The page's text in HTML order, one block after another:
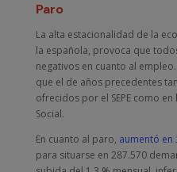
Paro
La alta estacionalidad de la
la española, provoca que
negativos en cuanto al
que el de años precedentes
ofrecidos por el SEPE como
Social.
En cuanto al paro, aumentó en
para situarse en 287.570